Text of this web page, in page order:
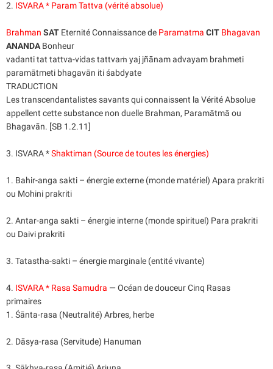
2. ISVARA * Param Tattva (vérité absolue)
Brahman SAT Eternité Connaissance de Paramatma CIT Bhagavan
ANANDABonheur
vadanti tat tattva-vidas tattvaṁ yaj jñānam advayam brahmeti
paramātmeti bhagavān iti śabdyate
TRADUCTION
Les transcendantalistes savants qui connaissent la Vérité Absolue
appellent cette substance non duelle Brahman, Paramātmā ou
Bhagavān. [SB 1.2.11]
3. ISVARA *Shaktiman (Source de toutes les énergies)
1. Bahir-anga sakti – énergie externe (monde matériel) Apara prakriti
ou Mohini prakriti
2. Antar-anga sakti – énergie interne (monde spirituel) Para prakriti
ou Daivi prakriti
3. Tatastha-sakti – énergie marginale (entité vivante)
4. ISVARA * Rasa Samudra — Océan de douceur Cinq Rasas
primaires
1. Śānta-rasa (Neutralité) Arbres, herbe
2. Dāsya-rasa (Servitude) Hanuman